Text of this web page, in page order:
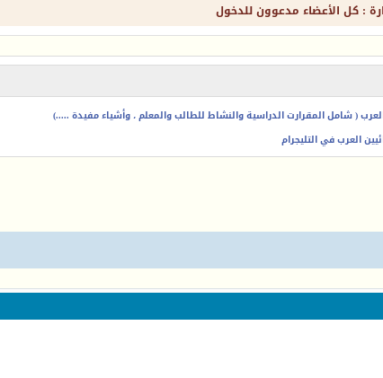
: كل الأعضاء مدعوون للدخول
العرب ( شامل المقرارت الدراسية والنشاط للطالب والمعلم ، وأشياء مفيدة .....)
العرب في التليجرام